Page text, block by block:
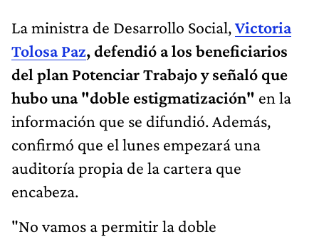
La ministra de Desarrollo Social,Victoria
Tolosa Paz, defendió a los beneficiarios
del plan Potenciar Trabajo y señaló que
hubo una "doble estigmatización" en la
información que se difundió. Además,
confirmó que el lunes empezará una
auditoría propia de la cartera que
encabeza.
"No vamos a permitir la doble